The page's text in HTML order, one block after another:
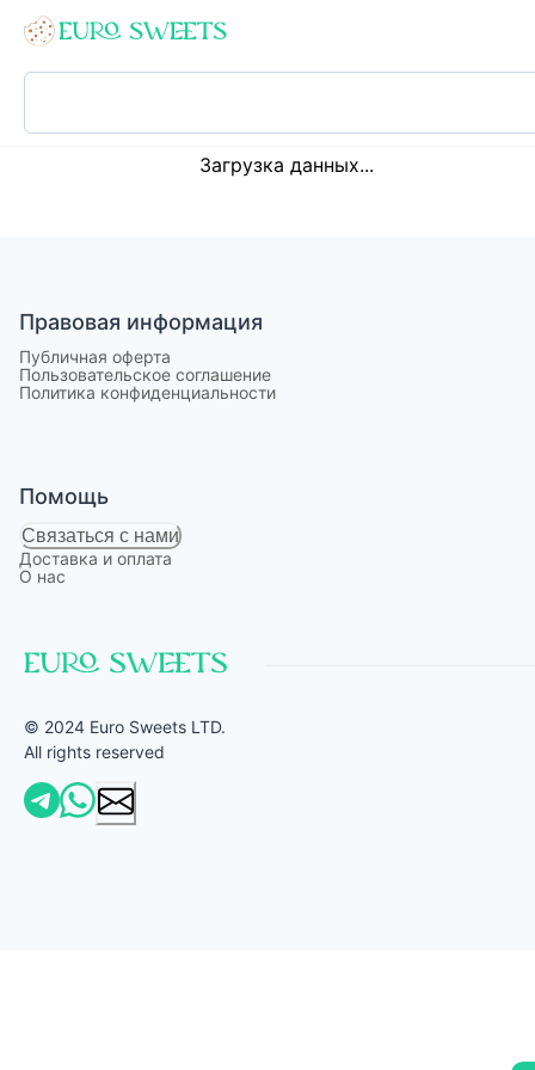
Загрузка данных...
Правовая информация
Публичная оферта
Пользовательское соглашение
Политика конфиденциальности
Помощь
Связаться с нами
Доставка и оплата
О нас
© 2024 Euro Sweets LTD.
All rights reserved